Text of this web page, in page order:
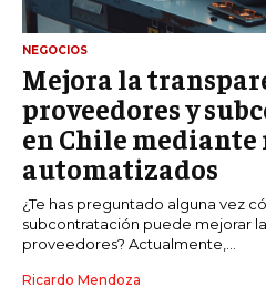
NEGOCIOS
Mejora la
proveedores y
en Chile mediante
automatizados
¿Te has preguntado alguna vez
subcontratación puede mejorar
proveedores? Actualmente,...
Ricardo Mendoza